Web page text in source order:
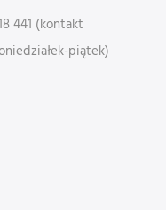
441 (kontakt
piątek)